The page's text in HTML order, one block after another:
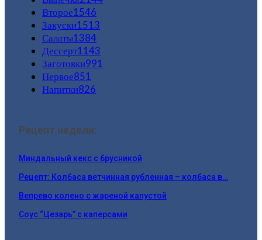
Второе1546
Закуски1513
Салаты1384
Дессерт1143
Заготовки991
Первое851
Напитки826
Рецепт недели:
Миндальный кекс с брусникой
Рецепт: Колбаса ветчинная рубленная – колбаса в…
Вепрево колено с жареной капустой
Соус “Цезарь” с каперсами